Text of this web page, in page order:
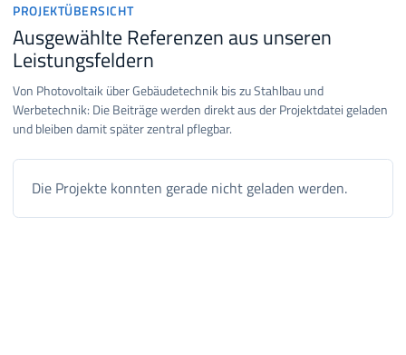
PROJEKTÜBERSICHT
Ausgewählte Referenzen aus unseren
Leistungsfeldern
Von Photovoltaik über Gebäudetechnik bis zu Stahlbau und
Werbetechnik: Die Beiträge werden direkt aus der Projektdatei geladen
und bleiben damit später zentral pflegbar.
Die Projekte konnten gerade nicht geladen werden.